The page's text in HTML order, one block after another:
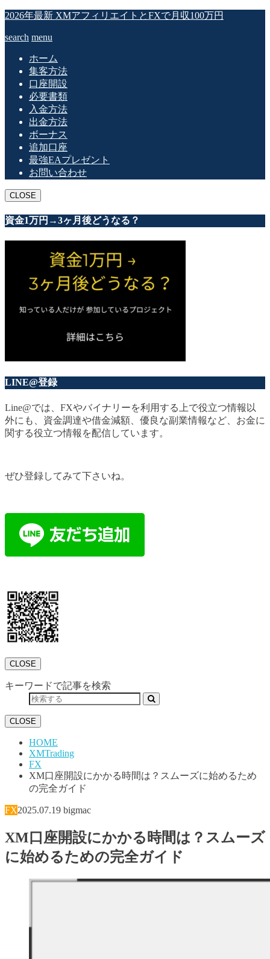
2026年最新 XMアフィリエイトとFXで月収100万円
search menu
ホーム
集客方法
口座開設
必要書類
入金方法
出金方法
ボーナス
追加口座
最強EAプレゼント
お問い合わせ
CLOSE
資金1万円→3ヶ月後どうなる？
LINE@登録
Line@では、FXやバイナリーを利用する上で役立つ情報以
外にも、資金調達や借金減額、優良な副業情報など、お金に
関する役立つ情報を配信しています。
ぜひ登録してみて下さいね。
CLOSE
キーワードで記事を検索
CLOSE
HOME
XMTrading
FX
XM口座開設にかかる時間は？スムーズに始めるため
の完全ガイド
FX2025.07.19 bigmac
XM口座開設にかかる時間は？スムーズ
に始めるための完全ガイド